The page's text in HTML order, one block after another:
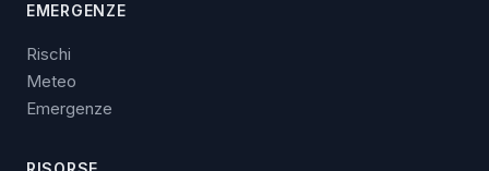
EMERGENZE
Rischi
Meteo
Emergenze